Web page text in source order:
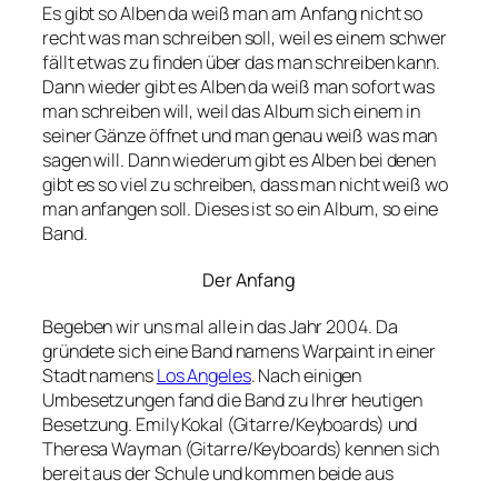
Es gibt so Alben da weiß man am Anfang nicht so
recht was man schreiben soll, weil es einem schwer
fällt etwas zu finden über das man schreiben kann.
Dann wieder gibt es Alben da weiß man sofort was
man schreiben will, weil das Album sich einem in
seiner Gänze öffnet und man genau weiß was man
sagen will. Dann wiederum gibt es Alben bei denen
gibt es so viel zu schreiben, dass man nicht weiß wo
man anfangen soll. Dieses ist so ein Album, so eine
Band.
Der Anfang
Begeben wir uns mal alle in das Jahr 2004. Da
gründete sich eine Band namens Warpaint in einer
Stadt namensLos Angeles. Nach einigen
Umbesetzungen fand die Band zu Ihrer heutigen
Besetzung. Emily Kokal (Gitarre/Keyboards) und
Theresa Wayman (Gitarre/Keyboards) kennen sich
bereit aus der Schule und kommen beide aus